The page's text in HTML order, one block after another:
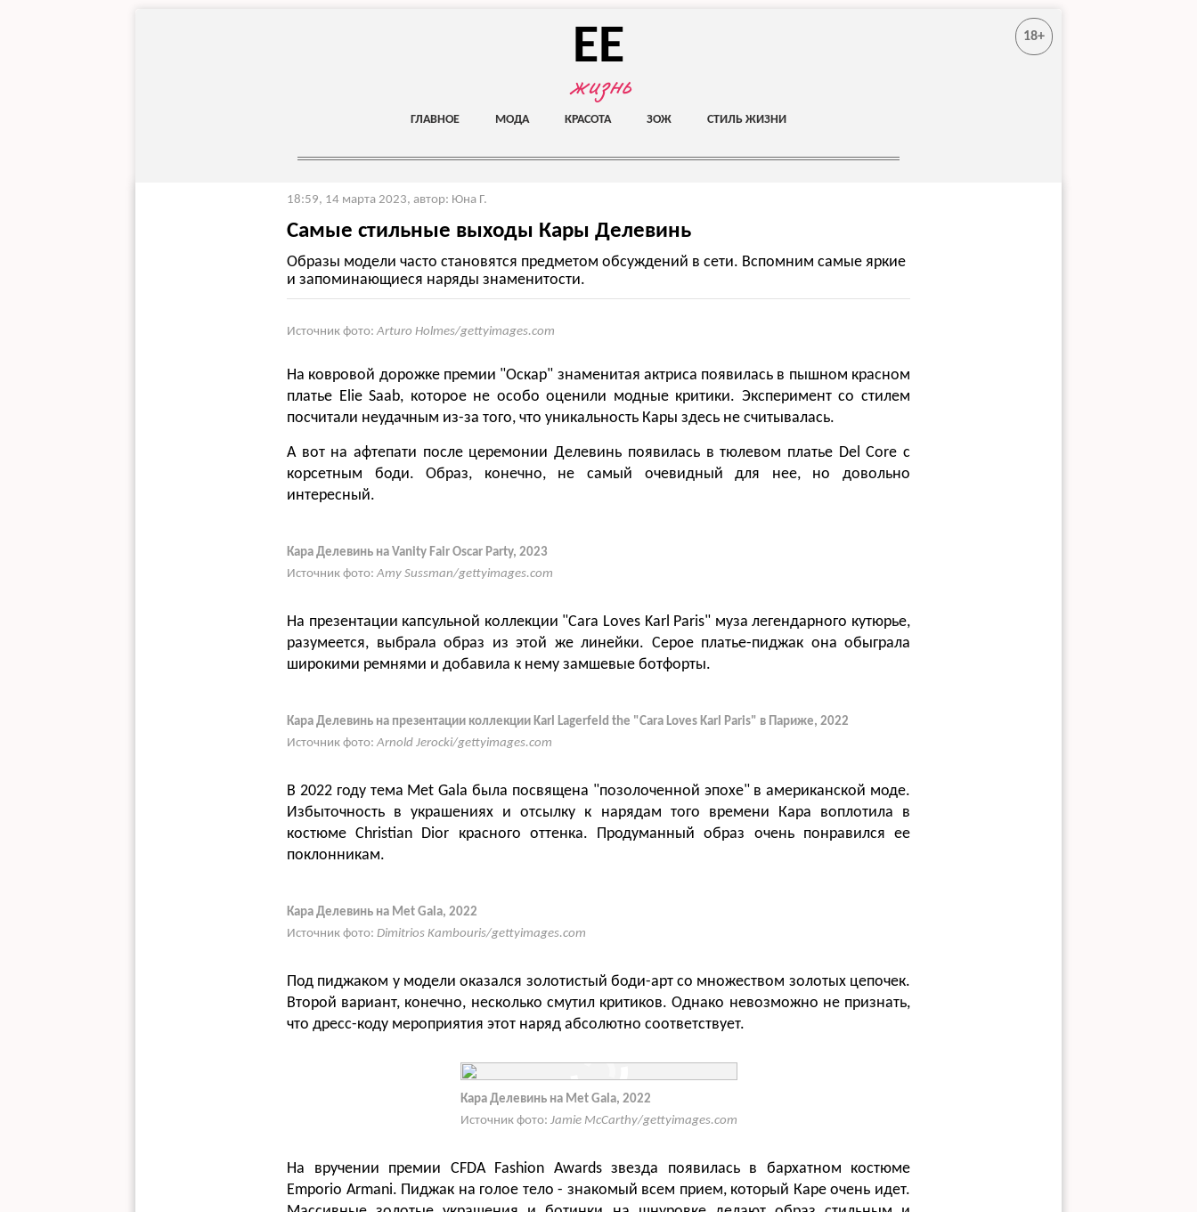
EE
жизнь
18+
ГЛАВНОЕ МОДА КРАСОТА ЗОЖ СТИЛЬ ЖИЗНИ
18:59, 14 марта 2023, автор: Юна Г.
Самые стильные выходы Кары Делевинь
Образы модели часто становятся предметом обсуждений в сети. Вспомним самые яркие
и запоминающиеся наряды знаменитости.
Источник фото: Arturo Holmes/gettyimages.com
На ковровой дорожке премии "Оскар" знаменитая актриса появилась в пышном красном
платье Elie Saab, которое не особо оценили модные критики. Эксперимент со стилем
посчитали неудачным из-за того, что уникальность Кары здесь не считывалась.
А вот на афтепати после церемонии Делевинь появилась в тюлевом платье Del Core с
корсетным боди. Образ, конечно, не самый очевидный для нее, но довольно
интересный.
Кара Делевинь на Vanity Fair Oscar Party, 2023
Источник фото: Amy Sussman/gettyimages.com
На презентации капсульной коллекции "Cara Loves Karl Paris" муза легендарного кутюрье,
разумеется, выбрала образ из этой же линейки. Серое платье-пиджак она обыграла
широкими ремнями и добавила к нему замшевые ботфорты.
Кара Делевинь на презентации коллекции Karl Lagerfeld the "Cara Loves Karl Paris" в Париже, 2022
Источник фото: Arnold Jerocki/gettyimages.com
В 2022 году тема Met Gala была посвящена "позолоченной эпохе" в американской моде.
Избыточность в украшениях и отсылку к нарядам того времени Кара воплотила в
костюме Christian Dior красного оттенка. Продуманный образ очень понравился ее
поклонникам.
Кара Делевинь на Met Gala, 2022
Источник фото: Dimitrios Kambouris/gettyimages.com
Под пиджаком у модели оказался золотистый боди-арт со множеством золотых цепочек.
Второй вариант, конечно, несколько смутил критиков. Однако невозможно не признать,
что дресс-коду мероприятия этот наряд абсолютно соответствует.
Кара Делевинь на Met Gala, 2022
Источник фото: Jamie McCarthy/gettyimages.com
На вручении премии CFDA Fashion Awards звезда появилась в бархатном костюме
Emporio Armani. Пиджак на голое тело - знакомый всем прием, который Каре очень идет.